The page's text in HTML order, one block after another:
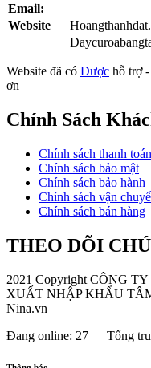
Dây curoa SPB
Dây curoa
Dây curoa
Dây curoa
Dây curoa
Dây curoa
Dây Curoa
Dây curoa
Dây curoa
Dây Curoa
Dây Curoa
Dây curoa
Dây curoa
Dây curoa
Dây curoa
Dây curoa
Email:
Website
Website đã có Dược hỗ trợ
ơn
Chính Sách
Chính sách thanh toán
Chính sách bảo mật
Chính sách bảo hành
Chính sách vận
Chính sách bán hàng
THEO DÕI
2021 Copyright CÔNG
XUẤT NHẬP KHẨU
Nina.vn
Đang online: 27 | Tổng